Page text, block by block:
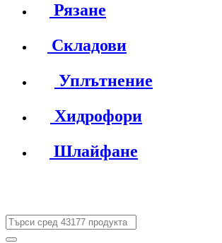
Рязане
Складови
Уплътнение
Хидрофори
Шлайфане